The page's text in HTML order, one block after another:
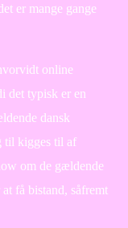
er mange gange
online
det typisk er en
dansk
til kigges til af
om de gældende
få bistand, såfremt